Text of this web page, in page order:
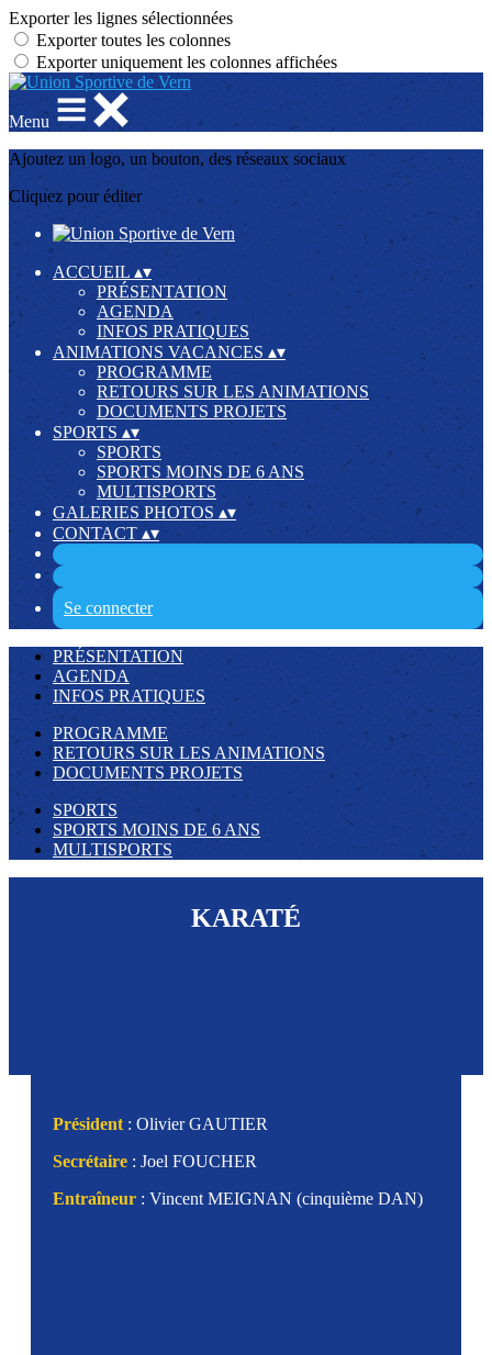
Exporter les lignes sélectionnées
Exporter toutes les colonnes
Exporter uniquement les colonnes affichées
Menu
Ajoutez un logo, un bouton, des réseaux sociaux
Cliquez pour éditer
ACCUEIL▴▾
PRÉSENTATION
AGENDA
INFOS PRATIQUES
ANIMATIONS VACANCES ▴▾
PROGRAMME
RETOURS SUR LES ANIMATIONS
DOCUMENTS PROJETS
SPORTS ▴▾
SPORTS
SPORTS MOINS DE 6 ANS
MULTISPORTS
GALERIES PHOTOS ▴▾
CONTACT ▴▾
Se connecter
PRÉSENTATION
AGENDA
INFOS PRATIQUES
PROGRAMME
RETOURS SUR LES ANIMATIONS
DOCUMENTS PROJETS
SPORTS
SPORTS MOINS DE 6 ANS
MULTISPORTS
KARATÉ
Président : Olivier GAUTIER
Secrétaire : Joel FOUCHER
Entraîneur : Vincent MEIGNAN (cinquième DAN)